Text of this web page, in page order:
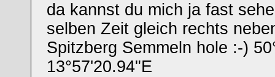
da kannst du mich ja fast
selben Zeit gleich rechts
Spitzberg Semmeln hole :-)
13°57'20.94"E